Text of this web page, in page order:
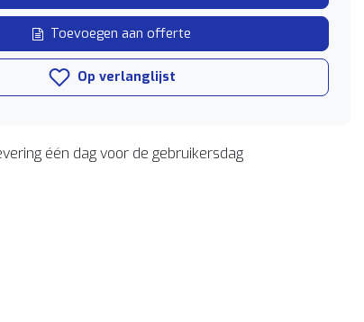
Toevoegen aan offerte
Op verlanglijst
één dag voor de gebruikersdag